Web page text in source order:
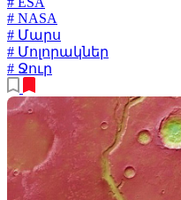
# NASA
# Մարս
# Մոլորակներ
# Ջուր